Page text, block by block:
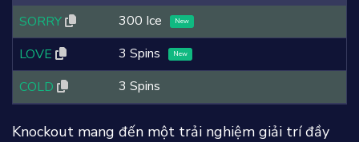
SORRY
300 Ice New
LOVE 3 Spins New
COLD 3 Spins
Knockout mang đến một trải nghiệm giải trí đầy